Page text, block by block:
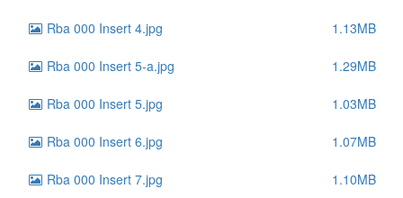
Rba 000 Insert 4.jpg 1.13MB
Rba 000 Insert 5-a.jpg 1.29MB
Rba 000 Insert 5.jpg 1.03MB
Rba 000 Insert 6.jpg 1.07MB
Rba 000 Insert 7.jpg 1.10MB